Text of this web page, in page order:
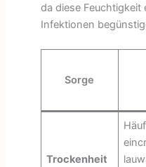
da diese Feuchtigkeit
Infektionen
Sorge
Trockenheit